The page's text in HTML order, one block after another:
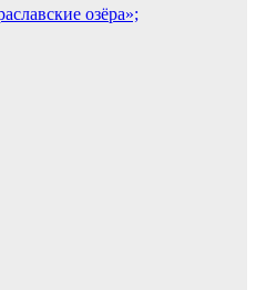
озёра»;